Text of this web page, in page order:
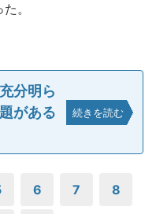
。
分明ら
がある
続きを読む
6 7 8